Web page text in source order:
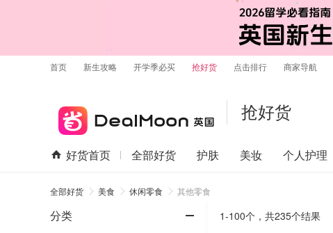
首页 新生攻略 开学季必买 抢好货 点击排行 商家导航
抢好货
好货首页 全部好货 护肤 美妆 个人护理
全部好货 美食 休闲零食 其他零食
分类 1-100个， 共235个结果